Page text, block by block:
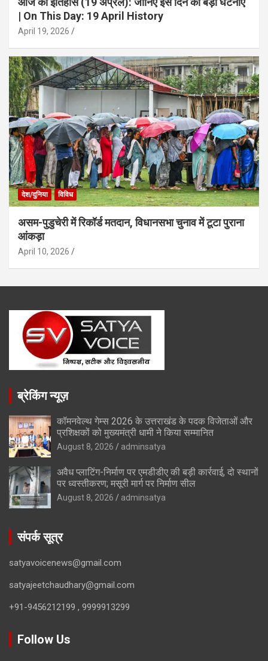
| On This Day: 19 April History
April 19, 2026
देश/दुनिया विविध
असम-पुडुचेरी में रिकॉर्ड मतदान, विधानसभा चुनाव में टूटा पुराना
आंकड़ा
April 10, 2026
ब्रेकिंग न्यूज़
कॉमनवेल्थ गेम्स 2026 के उत्तराखंड के पदक विजेताओं और
प्रशिक्षकों को मुख्यमंत्री धामी ने किया सम्मानित
August 8, 2026 adminsatya
अवैध प्लाटिंग-निर्माण पर एमडीडीए की बड़ी कार्रवाई, दो स्थानों
पर ध्वस्तीकरण; मसूरी मार्ग पर निर्माण सील
August 8, 2026 adminsatya
संपर्क सूत्र
satyavoicenews@gmail.com
satyajeetchaudhary@gmail.com
+91-9456212199 , 9999913299
Follow Us